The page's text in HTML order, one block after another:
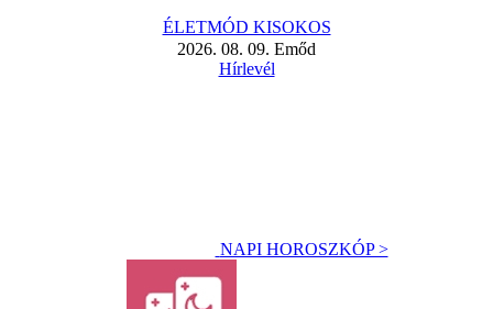
ÉLETMÓD KISOKOS
2026. 08. 09. Emőd
Hírlevél
NAPI HOROSZKÓP >